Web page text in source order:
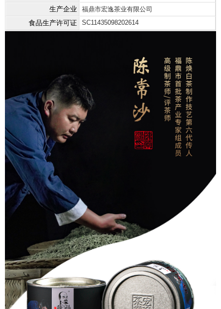
生产企业 福鼎市宏逸茶业有限公司
食品生产许可证 SC11435098202614